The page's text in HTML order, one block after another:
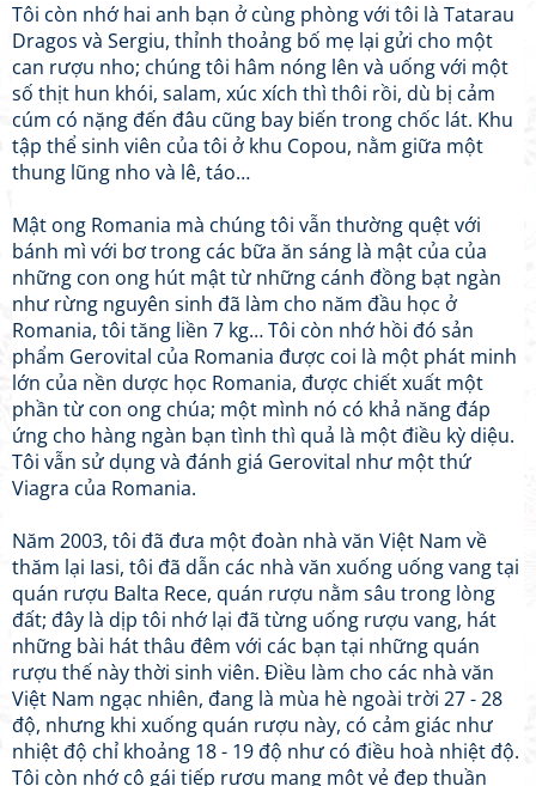
Tôi còn nhớ hai anh bạn ở cùng phòng với tôi là Tatarau
Dragos và Sergiu, thỉnh thoảng bố mẹ lại gửi cho một
can rượu nho; chúng tôi hâm nóng lên và uống với một
số thịt hun khói, salam, xúc xích thì thôi rồi, dù bị cảm
cúm có nặng đến đâu cũng bay biến trong chốc lát. Khu
tập thể sinh viên của tôi ở khu Copou, nằm giữa một
thung lũng nho và lê, táo…
Mật ong Romania mà chúng tôi vẫn thường quệt với
bánh mì với bơ trong các bữa ăn sáng là mật của của
những con ong hút mật từ những cánh đồng bạt ngàn
như rừng nguyên sinh đã làm cho năm đầu học ở
Romania, tôi tăng liền 7 kg… Tôi còn nhớ hồi đó sản
phẩm Gerovital của Romania được coi là một phát minh
lớn của nền dược học Romania, được chiết xuất một
phần từ con ong chúa; một mình nó có khả năng đáp
ứng cho hàng ngàn bạn tình thì quả là một điều kỳ diệu.
Tôi vẫn sử dụng và đánh giá Gerovital như một thứ
Viagra của Romania.
Năm 2003, tôi đã đưa một đoàn nhà văn Việt Nam về
thăm lại Iasi, tôi đã dẫn các nhà văn xuống uống vang tại
quán rượu Balta Rece, quán rượu nằm sâu trong lòng
đất; đây là dịp tôi nhớ lại đã từng uống rượu vang, hát
những bài hát thâu đêm với các bạn tại những quán
rượu thế này thời sinh viên. Điều làm cho các nhà văn
Việt Nam ngạc nhiên, đang là mùa hè ngoài trời 27 - 28
độ, nhưng khi xuống quán rượu này, có cảm giác như
nhiệt độ chỉ khoảng 18 - 19 độ như có điều hoà nhiệt độ.
Tôi còn nhớ cô gái tiếp rượu mang một vẻ đẹp thuần